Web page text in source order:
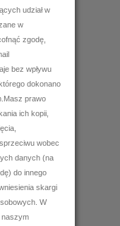
udział w
w
zgodę,
bez wpływu
dokonano
prawo
ich kopii,
wobec
danych (na
do innego
skargi
W
naszym